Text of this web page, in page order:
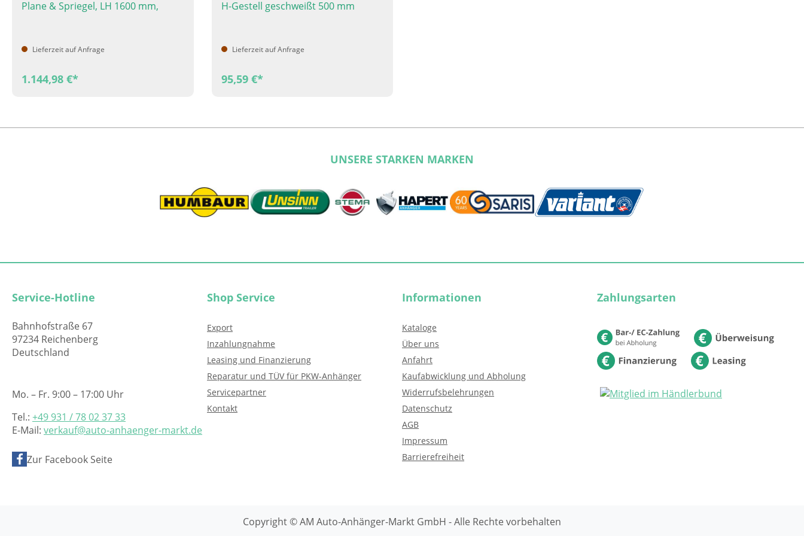
Plane & Spriegel, LH 1600 mm,
Lieferzeit auf Anfrage
1.144,98 €*
H-Gestell geschweißt 500 mm
Lieferzeit auf Anfrage
95,59 €*
UNSERE STARKEN MARKEN
Service-Hotline
Bahnhofstraße 67
97234 Reichenberg
Deutschland
Mo. – Fr. 9:00 – 17:00 Uhr
Tel.: +49 931 / 78 02 37 33
E-Mail: verkauf@auto-anhaenger-markt.de
Zur Facebook Seite
Shop Service
Export
Inzahlungnahme
Leasing und Finanzierung
Reparatur und TÜV für PKW-Anhänger
Servicepartner
Kontakt
Informationen
Kataloge
Über uns
Anfahrt
Kaufabwicklung und Abholung
Widerrufsbelehrungen
Datenschutz
AGB
Impressum
Barrierefreiheit
Zahlungsarten
Copyright © AM Auto-Anhänger-Markt GmbH - Alle Rechte vorbehalten